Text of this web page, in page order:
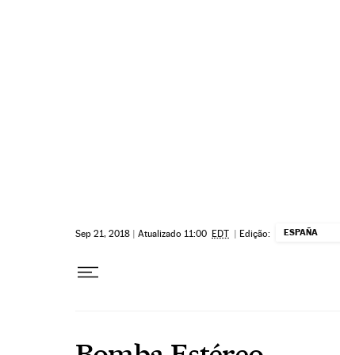
Sep 21, 2018 | Atualizado 11:00 EDT | Edição: ESPAÑA